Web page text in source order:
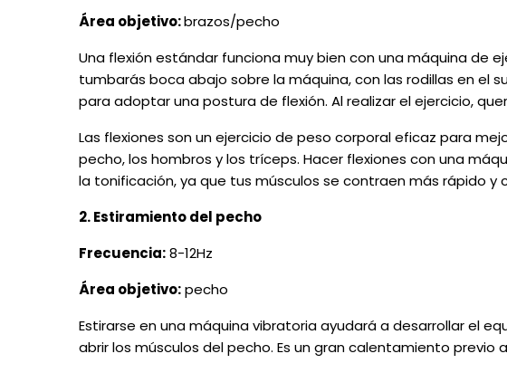
Área objetivo:brazos/pecho
Una flexión estándar funciona muy bien con una máquina de
tumbarás boca abajo sobre la máquina, con las rodillas en el
para adoptar una postura de flexión. Al realizar el ejercicio,
Las flexiones son un ejercicio de peso corporal eficaz para
pecho, los hombros y los tríceps. Hacer flexiones con una
la tonificación, ya que tus músculos se contraen más rápido y
2. Estiramiento del pecho
Frecuencia:8-12Hz
Área objetivo:pecho
Estirarse en una máquina vibratoria ayudará a desarrollar el
abrir los músculos del pecho. Es un gran calentamiento previo